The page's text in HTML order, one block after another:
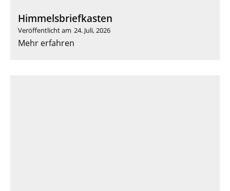
Himmelsbriefkasten
Veröffentlicht am 24. Juli, 2026
Mehr erfahren